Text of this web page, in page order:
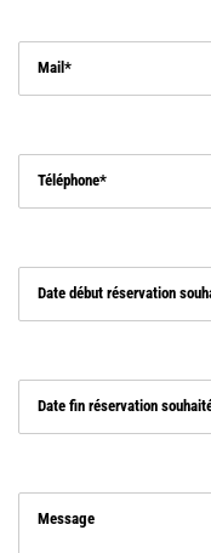
Mail
Téléphone
Date début réservation
Date fin réservation
Message